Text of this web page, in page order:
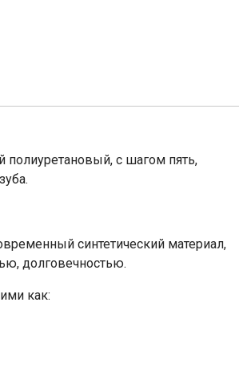
с шагом пять,
синтетический материал,
долговечностью.
как: